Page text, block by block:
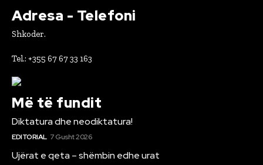
Adresa - Telefoni
Shkoder.
Tel.: +355 67 67 33 163
Më të fundit
Diktatura dhe neodiktatura!
EDITORIAL 7 Gusht 2026
Ujërat e qeta – shëmbin edhe urat